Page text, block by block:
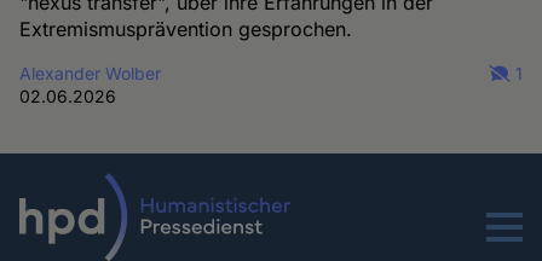
Extremismusprävention gesprochen.
Alexander Wolber
02.06.2026
1
Menu